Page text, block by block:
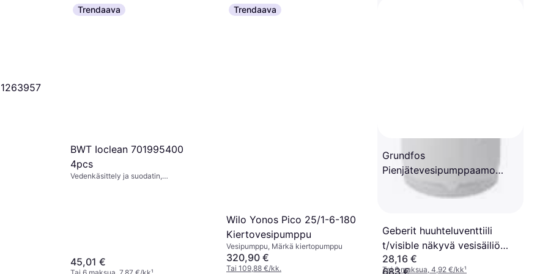
Geberit huuhteluventtiili
t/visible näkyvä vesisäiliö
AP140.3x
28,16 €
Tai 6 maksua, 4,92 €/kk¹
Trendaava
BWT Ioclean 701995400
4pcs
Vedenkäsittely ja suodatin,
45,01 €
Trendaava
Wilo Yonos Pico 25/1-6-180
Kiertovesipumppu
Vesipumppu, Märkä kiertopumppu
320,90 €
Tai 109,88 €/kk.
Grundfos
Pienjätevesipumppaamo
Sololift2 WC-3
683 €